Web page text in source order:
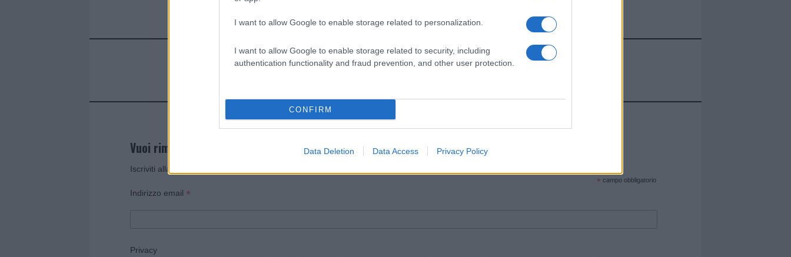
I want to allow Google to enable storage related to personalization.
I want to allow Google to enable storage related to security, including
authentication functionality and fraud prevention, and other user protection.
CONFIRM
Data Deletion Data Access Privacy Policy
Invia un Comunicato Stampa|Pubblicità|Segnala
Vuoi rimanere sempre aggiornato?
Iscriviti alla newsletter di Gallura Oggi e ricevi le nostre email periodiche contenenti le ultime notizie pubblicate sul sito web!
* campo obbligatorio
Indirizzo email *
Privacy